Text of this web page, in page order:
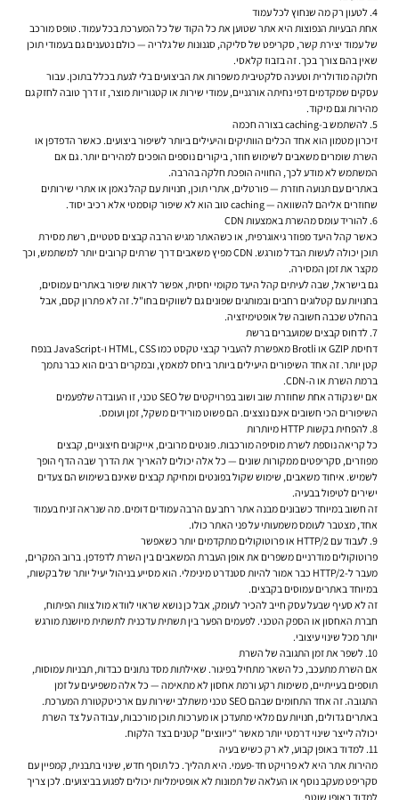
4. לטעון רק מה שנחוץ לכל עמוד
אחת הבעיות הנפוצות היא אתר שטוען את כל הקוד של כל המערכת בכל עמוד. טופס מורכב
של עמוד יצירת קשר, סקריפט של סליקה, סגנונות של גלריה — כולם נטענים גם בעמודי תוכן
שאין בהם צורך בכך. זה בזבוז קלאסי.
חלוקה מודולרית וטעינה סלקטיבית משפרות את הביצועים בלי לגעת בכלל בתוכן. עבור
עסקים שמקדמים דפי נחיתה אורגניים, עמודי שירות או קטגוריות מוצר, זו דרך טובה לחזק גם
מהירות וגם מיקוד.
5. להשתמש ב-caching בצורה חכמה
זיכרון מטמון הוא אחד הכלים הוותיקים והיעילים ביותר לשיפור ביצועים. כאשר הדפדפן או
השרת שומרים משאבים לשימוש חוזר, ביקורים נוספים הופכים למהירים יותר. גם אם
המשתמש לא מודע לכך, החוויה הופכת חלקה בהרבה.
באתרים עם תנועה חוזרת — פורטלים, אתרי תוכן, חנויות עם קהל נאמן או אתרי שירותים
שחוזרים אליהם להשוואה — caching טוב הוא לא שיפור קוסמטי אלא רכיב יסוד.
6. להוריד עומס מהשרת באמצעות CDN
כאשר קהל היעד מפוזר גיאוגרפית, או כשהאתר מגיש הרבה קבצים סטטיים, רשת מסירת
תוכן יכולה לעשות הבדל מורגש. CDN מפיץ משאבים דרך שרתים קרובים יותר למשתמש, וכך
מקצר את זמן המסירה.
גם בישראל, שבה לעיתים קהל היעד מקומי יחסית, אפשר לראות שיפור באתרים עמוסים,
בחנויות עם קטלוגים רחבים ובמותגים שפונים גם לשווקים בחו"ל. זה לא פתרון קסם, אבל
בהחלט שכבה חשובה של אופטימיזציה.
7. לדחוס קבצים שמועברים ברשת
דחיסת GZIP או Brotli מאפשרת להעביר קבצי טקסט כמו HTML, CSS ו-JavaScript בנפח
קטן יותר. זה אחד השיפורים היעילים ביותר ביחס למאמץ, ובמקרים רבים הוא כבר נתמך
ברמת השרת או ה-CDN.
אם יש נקודה אחת שחוזרת שוב ושוב בפרויקטים של SEO טכני, זו העובדה שלפעמים
השיפורים הכי חשובים אינם נוצצים. הם פשוט מורידים משקל, זמן ועומס.
8. להפחית בקשות HTTP מיותרות
כל קריאה נוספת לשרת מוסיפה מורכבות. פונטים מרובים, אייקונים חיצוניים, קבצים
מפוזרים, סקריפטים ממקורות שונים — כל אלה יכולים להאריך את הדרך שבה הדף הופך
לשמיש. איחוד משאבים, שימוש שקול בפונטים ומחיקת קבצים שאינם בשימוש הם צעדים
ישירים לטיפול בבעיה.
זה חשוב במיוחד כשבונים מבנה אתר רחב עם הרבה עמודים דומים. מה שנראה זניח בעמוד
אחד, מצטבר לעומס משמעותי על פני האתר כולו.
9. לעבוד עם HTTP/2 או פרוטוקולים מתקדמים יותר כשאפשר
פרוטוקולים מודרניים משפרים את אופן העברת המשאבים בין השרת לדפדפן. ברוב המקרים,
מעבר ל-HTTP/2 כבר אמור להיות סטנדרט מינימלי. הוא מסייע בניהול יעיל יותר של בקשות,
במיוחד באתרים עמוסים בקבצים.
זה לא סעיף שבעל עסק חייב להכיר לעומק, אבל כן נושא שראוי לוודא מול צוות הפיתוח,
חברת האחסון או הספק הטכני. לפעמים הפער בין תשתית עדכנית לתשתית מיושנת מורגש
יותר מכל שינוי עיצובי.
10. לשפר את זמן התגובה של השרת
אם השרת מתעכב, כל השאר מתחיל בפיגור. שאילתות מסד נתונים כבדות, תבניות עמוסות,
תוספים בעייתיים, משימות רקע ורמת אחסון לא מתאימה — כל אלה משפיעים על זמן
התגובה. זה אחד התחומים שבהם SEO טכני משתלב ישירות עם ארכיטקטורת המערכת.
באתרים גדולים, חנויות עם מלאי מתעדכן או מערכות תוכן מורכבות, עבודה על צד השרת
יכולה לייצר שינוי דרמטי יותר מאשר “כיווצים” קטנים בצד הלקוח.
11. למדוד באופן קבוע, לא רק כשיש בעיה
מהירות אתר היא לא פרויקט חד-פעמי. היא תהליך. כל תוסף חדש, שינוי בתבנית, קמפיין עם
סקריפט מעקב נוסף או העלאה של תמונות לא אופטימליות יכולים לפגוע בביצועים. לכן צריך
למדוד באופן שוטף.